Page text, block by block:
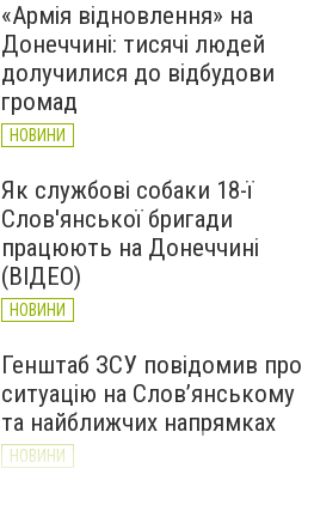
«Армія відновлення» на
Донеччині: тисячі людей
долучилися до відбудови
громад
НОВИНИ
Як службові собаки 18-ї
Слов'янської бригади
працюють на Донеччині
(ВІДЕО)
НОВИНИ
Генштаб ЗСУ повідомив про
ситуацію на Слов’янському
та найближчих напрямках
НОВИНИ